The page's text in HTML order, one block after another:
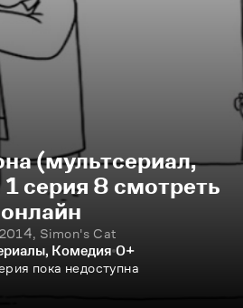
(мультсериал,
серия 8 смотреть
онлайн
2014, Simon's Cat
Комедия 0+
пока недоступна